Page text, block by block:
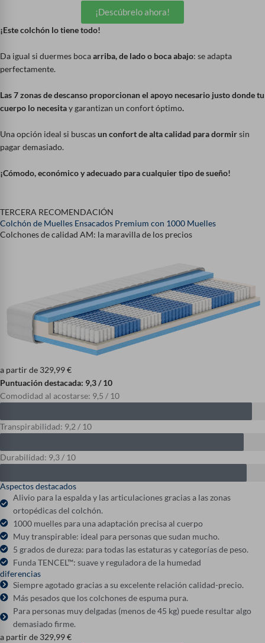
¡Descúbrelo ahora!
¡Este colchón lo tiene todo!
Da igual si duermes bocaarriba, de lado o boca abajo: se adapta
perfectamente.
Las 7 zonas de descanso proporcionan el apoyo necesario justo donde tu
cuerpo lo necesitay garantizan un confort óptimo.
Una opción ideal si buscasun confort de alta calidad para dormirsin
pagar demasiado.
¡Cómodo, económico y adecuado para cualquier tipo de sueño!
TERCERA RECOMENDACIÓN
Colchón de Muelles Ensacados Premium con 1000 Muelles
Colchones de calidad AM: la maravilla de los precios
a partir de 329,99€
Puntuación destacada: 9,3 / 10
Comodidad al acostarse: 9,5 / 10
Transpirabilidad: 9,2 / 10
Durabilidad: 9,3 / 10
Aspectos destacados
Alivio para la espalda y las articulaciones gracias a las zonas
ortopédicas del colchón.
1000 muelles para una adaptación precisa al cuerpo
Muy transpirable: ideal para personas que sudan mucho.
5 grados de dureza: para todas las estaturas y categorías de peso.
Funda TENCEL™: suave y reguladora de la humedad
diferencias
Siempre agotado gracias a su excelente relación calidad-precio.
Más pesados que los colchones de espuma pura.
Para personas muy delgadas (menos de 45 kg) puede resultar algo
demasiado firme.
a partir de 329,99€